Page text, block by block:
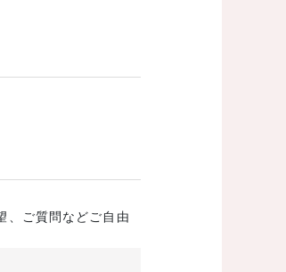
、ご質問などご自由